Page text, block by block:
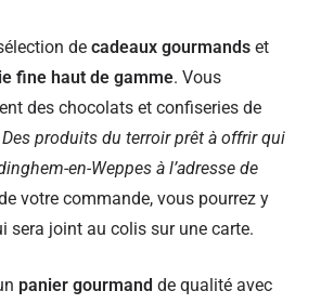
de cadeaux gourmands et
fine haut de gamme. Vous
des chocolats et confiseries de
Des produits du terroir prêt à offrir qui
en-Weppes à l’adresse de
votre commande, vous pourrez y
sera joint au colis sur une carte.
panier gourmand de qualité avec